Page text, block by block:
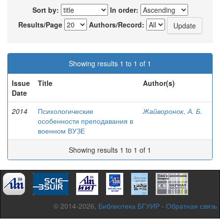
Sort by:
In order:
Results/Page
Authors/Record:
Showing results 1 to 1 of 1
Issue
Date
Title Author(s)
2014
Психологические
особенности преподавания в
военном ВУЗЕ
Жайворонок, А. Б.
Showing results 1 to 1 of 1
© 2014-2026, Библиотека БГУИР - Обратная связь